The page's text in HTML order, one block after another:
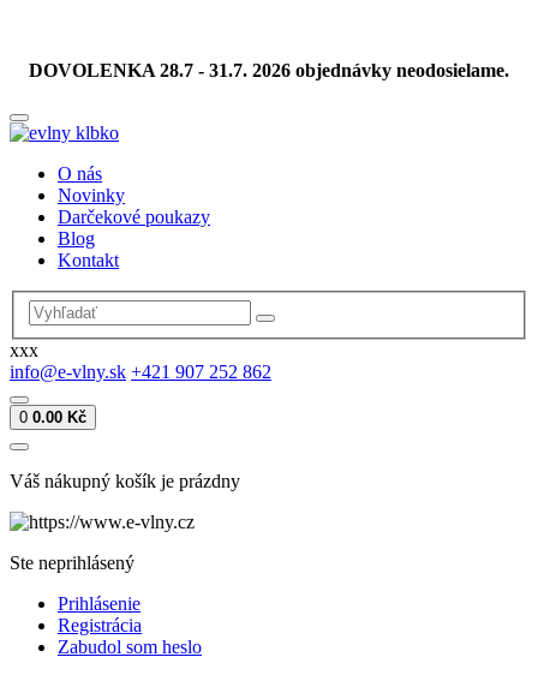
DOVOLENKA 28.7 - 31.7. 2026 objednávky neodosielame.
O nás
Novinky
Darčekové poukazy
Blog
Kontakt
xxx
info@e-vlny.sk +421 907 252 862
0 0.00 Kč
Váš nákupný košík je prázdny
Ste neprihlásený
Prihlásenie
Registrácia
Zabudol som heslo